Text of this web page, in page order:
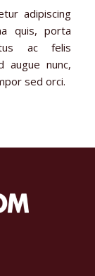
adipiscing
quis, porta
ac felis
augue nunc,
sed orci.